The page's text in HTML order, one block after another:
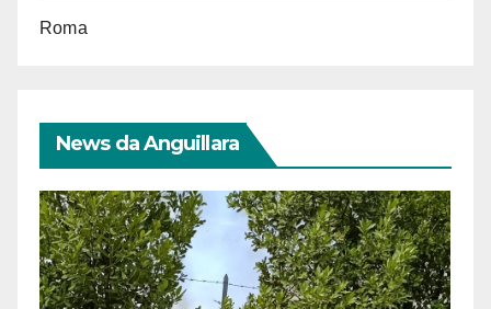
Roma
News da Anguillara